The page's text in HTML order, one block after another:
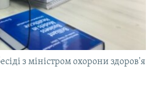
з міністром охорони здоров'я